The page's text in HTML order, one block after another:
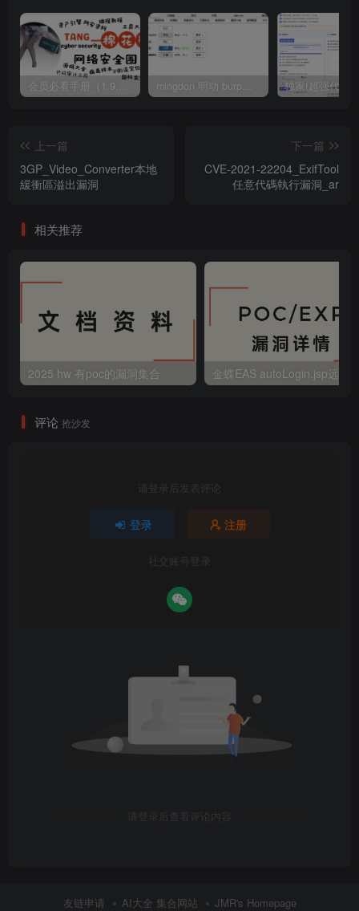
会员必看手册（1.9.0版本 26.4.5更新） mingdon 明动 burp插件0.2.6版本 本地时间校验去除版
上一篇
3GP_Video_Converter本地
緩衝區溢出漏洞
下一篇
CVE-2021-22204_ExifTool
任意代碼執行漏洞_ar
相关推荐
2025 hw 有poc的漏洞集合
评论 抢沙发
请登录后发表评论
登录 注册
社交账号登录
请登录后查看评论内容
友链申请 AI大全 集合网站 JMR's Homepage